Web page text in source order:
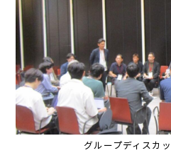
グループディスカ